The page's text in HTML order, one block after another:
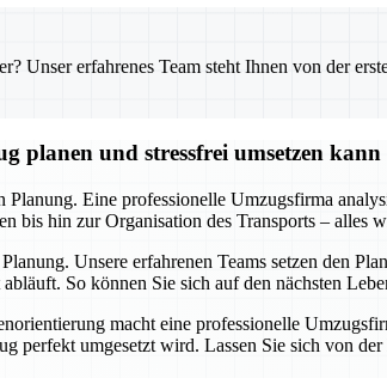
Unser erfahrenes Team steht Ihnen von der
planen und stressfrei umsetzen kann
Eine professionelle Umzugsfirma
bis hin zur Organisation des Transports – alles
Unsere erfahrenen Teams setzen den
So können Sie sich auf den nächsten
macht eine professionelle
perfekt umgesetzt wird. Lassen Sie sich von